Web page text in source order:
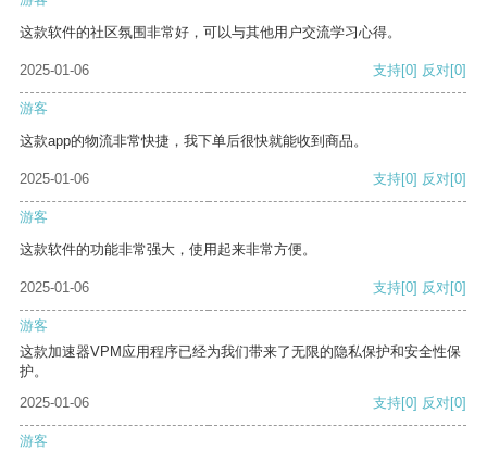
这款软件的社区氛围非常好，可以与其他用户交流学习心得。
2025-01-06 支持[0] 反对[0]
游客
这款app的物流非常快捷，我下单后很快就能收到商品。
2025-01-06 支持[0] 反对[0]
游客
这款软件的功能非常强大，使用起来非常方便。
2025-01-06 支持[0] 反对[0]
游客
这款加速器VPM应用程序已经为我们带来了无限的隐私保护和安全性保
护。
2025-01-06
支持[0] 反对[0]
游客